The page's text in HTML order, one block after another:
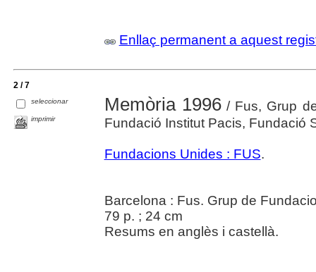
Enllaç permanent a aquest
2 / 7
seleccionar
imprimir
Memòria 1996/ Fus, Grup
Fundació Institut Pacis, Fundació
Fundacions Unides : FUS.
Barcelona : Fus. Grup de
79 p. ; 24 cm
Resums en anglès i castellà.